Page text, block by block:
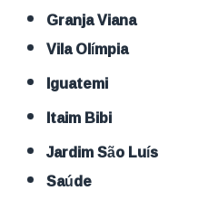
Granja Viana
Vila Olímpia
Iguatemi
Itaim Bibi
Jardim São Luís
Saúde